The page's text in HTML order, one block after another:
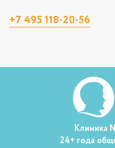
+7 495 118-20-56
Клиника
24+ года